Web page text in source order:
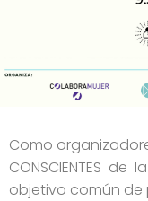
Como
CONSCIENTES de
objetivo común de